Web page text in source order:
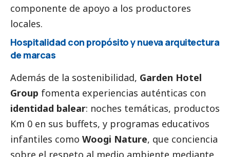
componente de apoyo a los productores
locales.
Hospitalidad con propósito y nueva arquitectura
de marcas
Además de la sostenibilidad, Garden Hotel
Group fomenta experiencias auténticas con
identidad balear: noches temáticas, productos
Km 0 en sus buffets, y programas educativos
infantiles como Woogi Nature, que conciencia